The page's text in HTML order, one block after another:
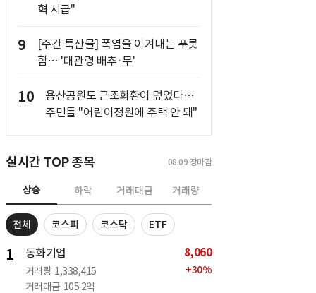
혁 시급"
9
[주간 특산물] 폭염을 이겨내는 푸릇
함… '대관령 배추·무'
10
용산공원도 근조화환이 덮었다…
주민들 "어린이정원에 주택 안 돼"
실시간 TOP 종목 08.09 장마감
상승 하락 거래대금 거래량
전체 코스피 코스닥 ETF
1 동화기업
거래량 1,338,415
거래대금 105.2억
8,060
+30%